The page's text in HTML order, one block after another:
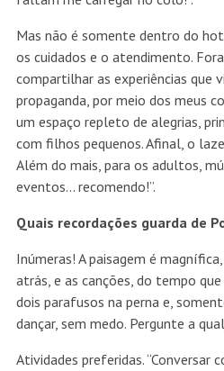
Mas não é somente dentro do
os cuidados e o atendimento.
compartilhar as experiências que
propaganda, por meio dos meus
um espaço repleto de alegrias,
com filhos pequenos. Afinal, o
Além do mais, para os adultos,
eventos… recomendo!”.
Quais recordações guarda de
Inúmeras! A paisagem é
atrás, e as canções, do tempo
dois parafusos na perna e,
dançar, sem medo. Pergunte a
Atividades preferidas. “Conversar